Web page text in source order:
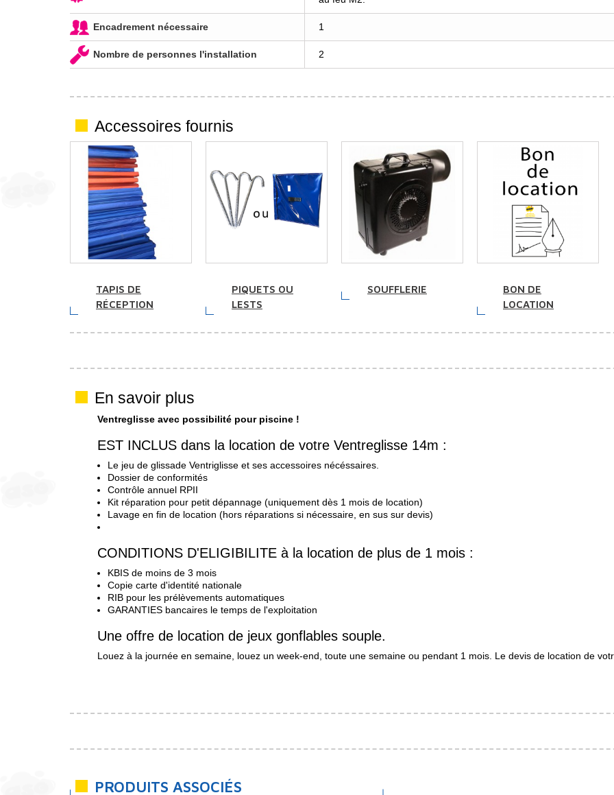
Encadrement nécessaire 1
Nombre de personnes l'installation 2
Accessoires fournis
TAPIS DE
RÉCEPTION
PIQUETS OU
LESTS
SOUFFLERIE
BON DE
LOCATION
En savoir plus
Ventreglisse avec possibilité pour piscine !
EST INCLUS dans la location de votre Ventreglisse 14m :
Le jeu de glissade Ventriglisse et ses accessoires nécéssaires.
Dossier de conformités
Contrôle annuel RPII
Kit réparation pour petit dépannage (uniquement dès 1 mois de location)
Lavage en fin de location (hors réparations si nécessaire, en sus sur devis)
CONDITIONS D'ELIGIBILITE à la location de plus de 1 mois :
KBIS de moins de 3 mois
Copie carte d'identité nationale
RIB pour les prélèvements automatiques
GARANTIES bancaires le temps de l'exploitation
Une offre de location de jeux gonflables souple.
Louez à la journée en semaine, louez un week-end, toute une semaine ou pendant 1 mois. Le devis de location de
PRODUITS ASSOCIÉS